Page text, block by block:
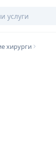
хирурги